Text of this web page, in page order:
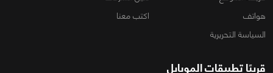
هواتف
اكتب معنا
السياسة التحريرية
قريبًا تطبيقات الموبايل